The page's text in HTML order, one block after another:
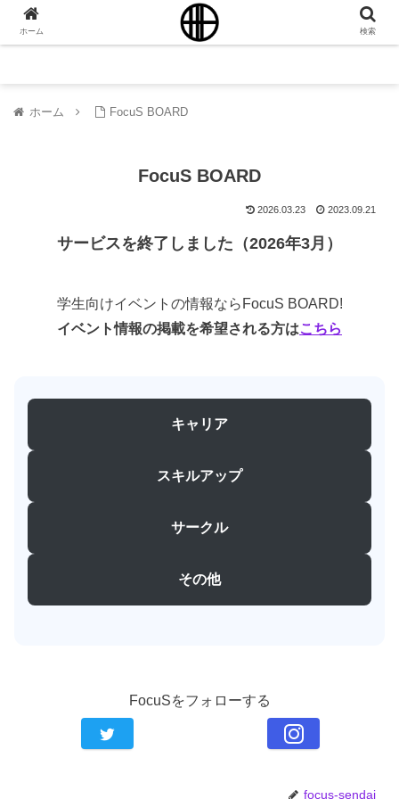
ホーム FocuS BOARD
FocuS BOARD
2026.03.23 2023.09.21
サービスを終了しました（2026年3月）
学生向けイベントの情報ならFocuS BOARD!
イベント情報の掲載を希望される方はこちら
キャリア
スキルアップ
サークル
その他
FocuSをフォローする
focus-sendai
ホーム 検索